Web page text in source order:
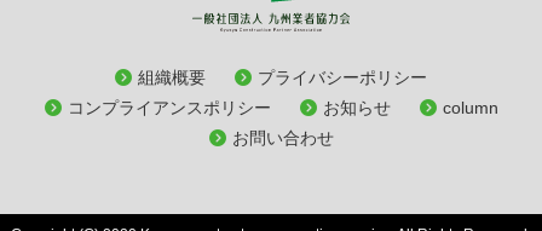
組織概要
プライバシーポリシー
コンプライアンスポリシー
お知らせ
column
お問い合わせ